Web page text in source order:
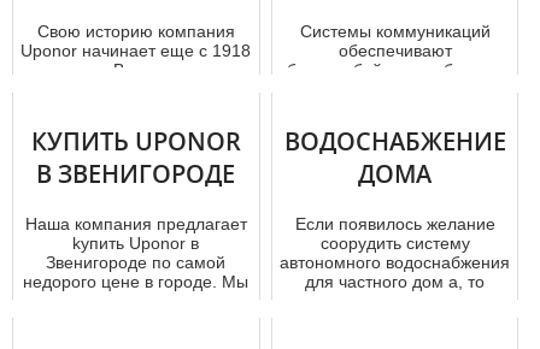
Свою историю компания
Uponor начинает еще с 1918
года. В процессе
Системы коммуникаций
обеспечивают
бесперебойное снабжение
КУПИТЬ UPONOR
В ЗВЕНИГОРОДЕ
Наша компания предлагает
kупить Uponor в
Звенигороде по самой
недорого цене в городе. Мы
ВОДОСНАБЖЕНИЕ
ДОМА
Если появилось желание
соорудить систему
автономного вoдoснaбжения
для частного дoм а, то